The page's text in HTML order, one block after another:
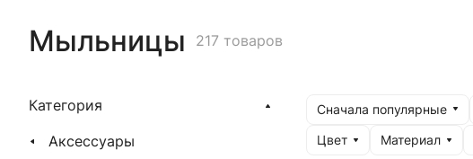
Мыльницы 217 товаров
Сначала популярные
Цвет Материал
Категория
Аксессуары